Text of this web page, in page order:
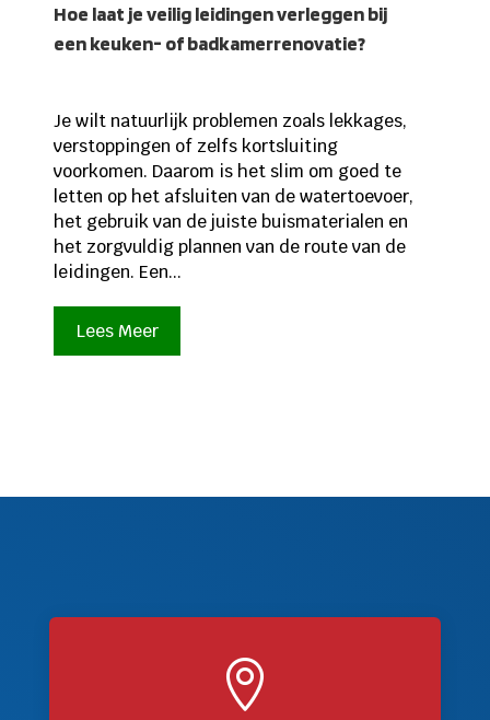
Hoe laat je veilig leidingen verleggen bij
een keuken- of badkamerrenovatie?
Je wilt natuurlijk problemen zoals lekkages,
verstoppingen of zelfs kortsluiting
voorkomen. Daarom is het slim om goed te
letten op het afsluiten van de watertoevoer,
het gebruik van de juiste buismaterialen en
het zorgvuldig plannen van de route van de
leidingen. Een...
Lees Meer
